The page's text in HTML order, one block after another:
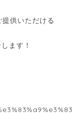
供いただける
ます！